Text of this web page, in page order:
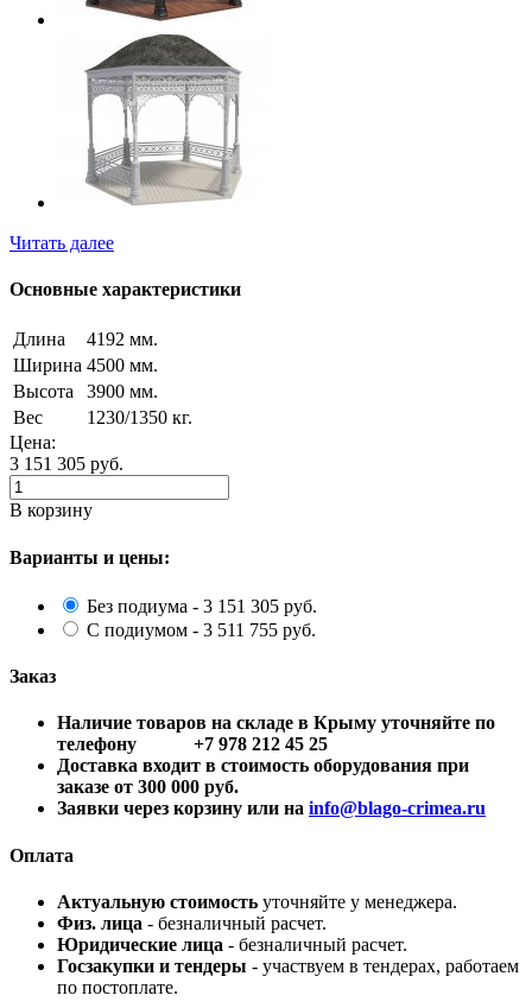
Читать далее
Основные характеристики
Длина
4192 мм.
Ширина 4500 мм.
Высота
3900 мм.
Вес
1230/1350 кг.
Цена:
3 151 305 руб.
В корзину
Варианты и цены:
Без подиума - 3 151 305 руб.
С подиумом - 3 511 755 руб.
Заказ
Наличие товаров на складе в Крыму уточняйте по
телефону +7 978 212 45 25
Доставка входит в стоимость оборудования при
заказе от 300 000 руб.
Заявки через корзину или на info@blago-crimea.ru
Оплата
Актуальную стоимость уточняйте у менеджера.
Физ. лица - безналичный расчет.
Юридические лица - безналичный расчет.
Госзакупки и тендеры - участвуем в тендерах, работаем
по постоплате.